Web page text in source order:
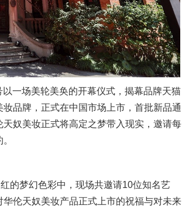
一场美轮美奂的开幕仪式，揭幕品牌天猫
品牌，正式在中国市场上市，首批新品通
奴美妆正式将高定之梦带入现实，邀请每
的梦幻色彩中，现场共邀请10位知名艺
伦天奴美妆产品正式上市的祝福与对未来